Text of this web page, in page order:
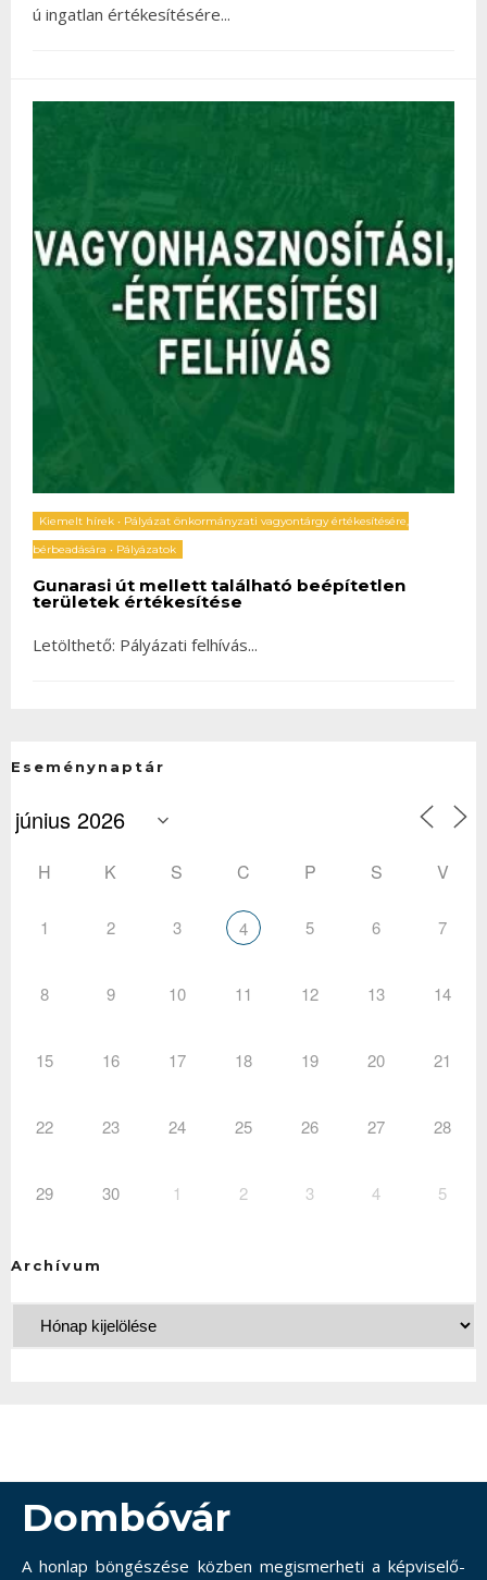
ú ingatlan értékesítésére...
Kiemelt hírek • Pályázat önkormányzati vagyontárgy értékesítésére,
bérbeadására • Pályázatok
Gunarasi út mellett található beépítetlen
területek értékesítése
Letölthető: Pályázati felhívás...
Eseménynaptár
H K S C P S V
1 2 3 4 5 6 7
8 9 10 11 12 13 14
15 16 17 18 19 20 21
22 23 24 25 26 27 28
29 30 1 2 3 4 5
Archívum
Dombóvár
A honlap böngészése közben megismerheti a képviselő-